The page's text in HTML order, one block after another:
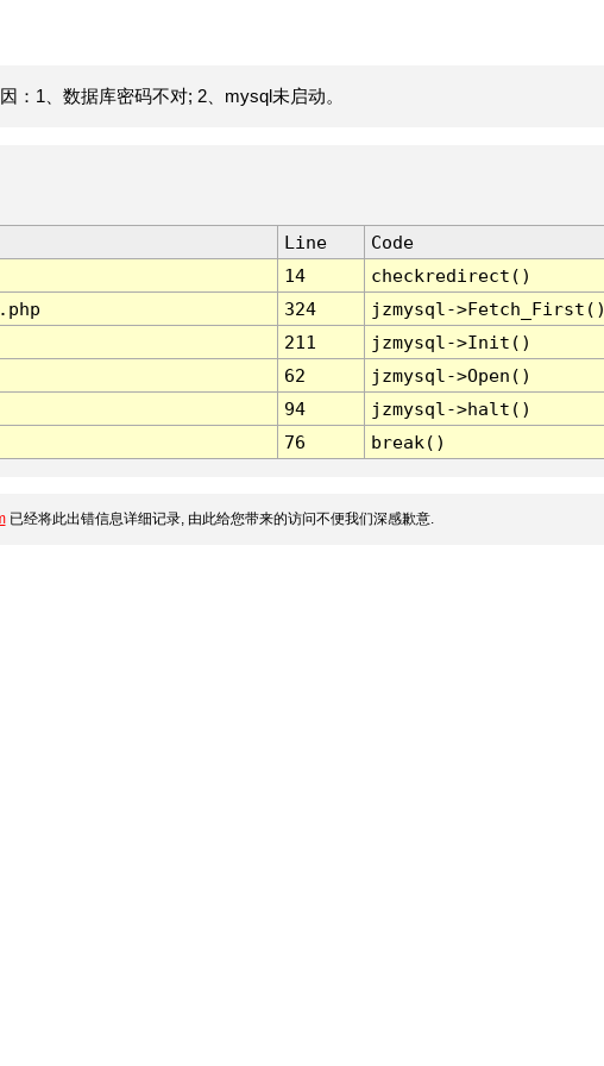
：1、数据库密码不对; 2、mysql未启动。
Line
Code
14
checkredirect()
324
jzmysql-
211
jzmysql->Init()
62
jzmysql->Open()
94
jzmysql->halt()
76 break()
已经将此出错信息详细记录, 由此给您带来的访问不便我们深感歉意.